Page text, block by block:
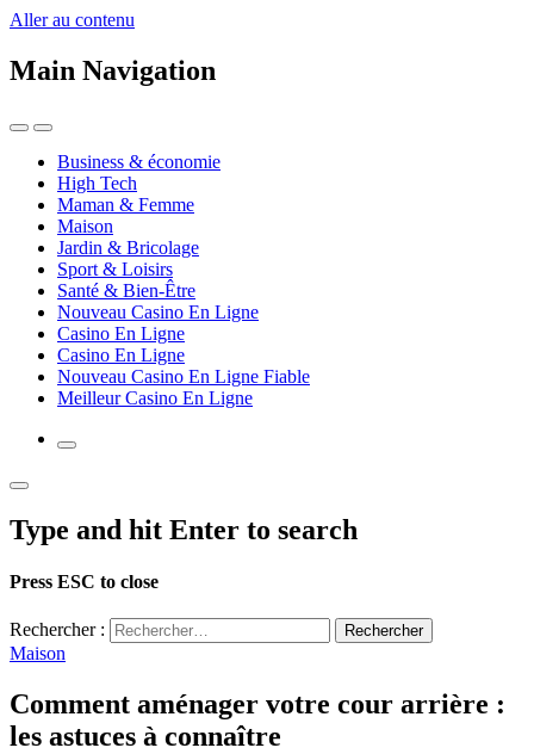
Aller au contenu
Main Navigation
Business & économie
High Tech
Maman & Femme
Maison
Jardin & Bricolage
Sport & Loisirs
Santé & Bien-Être
Nouveau Casino En Ligne
Casino En Ligne
Casino En Ligne
Nouveau Casino En Ligne Fiable
Meilleur Casino En Ligne
Type and hit Enter to search
Press ESC to close
Rechercher :
Maison
Comment aménager votre cour arrière :
les astuces à connaître